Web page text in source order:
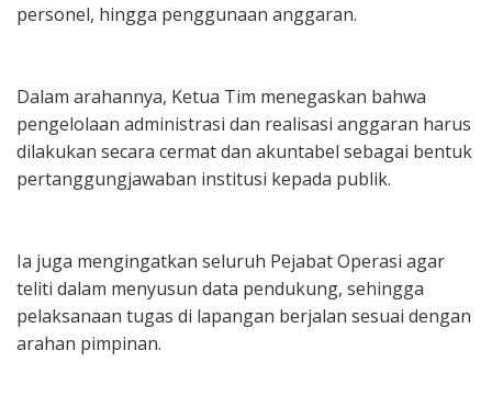
personel, hingga penggunaan anggaran.
Dalam arahannya, Ketua Tim menegaskan bahwa
pengelolaan administrasi dan realisasi anggaran harus
dilakukan secara cermat dan akuntabel sebagai bentuk
pertanggungjawaban institusi kepada publik.
Ia juga mengingatkan seluruh Pejabat Operasi agar
teliti dalam menyusun data pendukung, sehingga
pelaksanaan tugas di lapangan berjalan sesuai dengan
arahan pimpinan.